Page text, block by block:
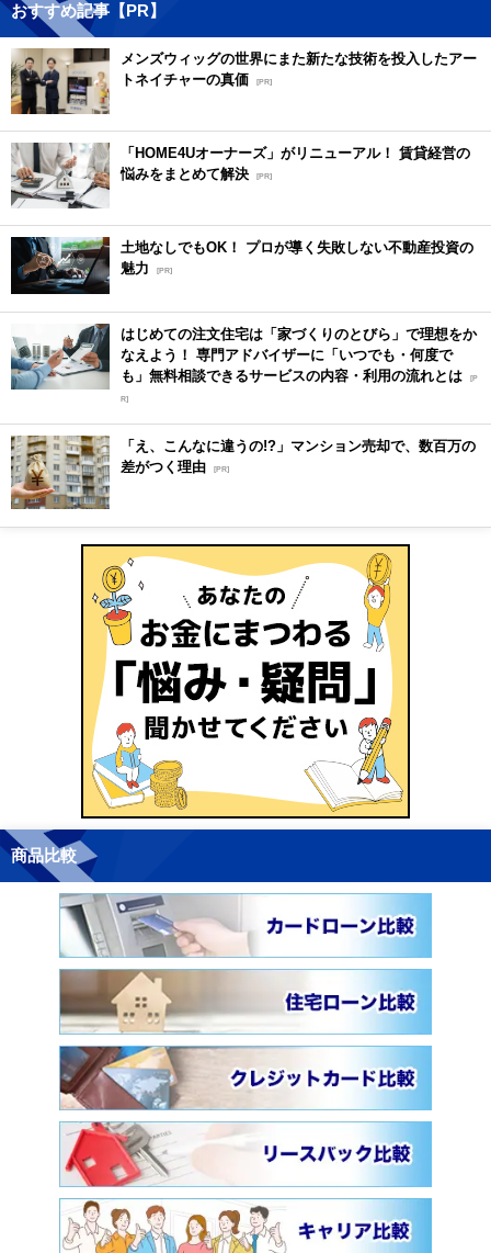
おすすめ記事【PR】
メンズウィッグの世界にまた新たな技術を投入したアー
トネイチャーの真価 [PR]
「HOME4Uオーナーズ」がリニューアル！ 賃貸経営の
悩みをまとめて解決 [PR]
土地なしでもOK！ プロが導く失敗しない不動産投資の
魅力
[PR]
はじめての注文住宅は「家づくりのとびら」で理想をか
なえよう！ 専門アドバイザーに「いつでも・何度で
も」無料相談できるサービスの内容・利用の流れとは [P
R]
「え、こんなに違うの!?」マンション売却で、数百万の
差がつく理由 [PR]
商品比較